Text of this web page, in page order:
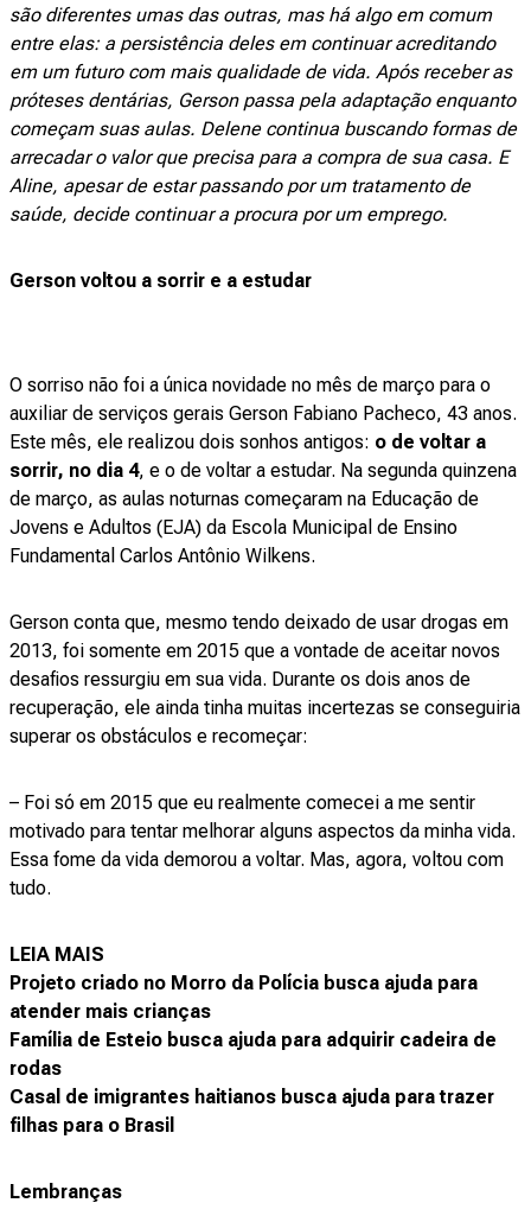
são diferentes umas das outras, mas há algo em comum
entre elas: a persistência deles em continuar acreditando
em um futuro com mais qualidade de vida. Após receber as
próteses dentárias, Gerson passa pela adaptação enquanto
começam suas aulas. Delene continua buscando formas de
arrecadar o valor que precisa para a compra de sua casa. E
Aline, apesar de estar passando por um tratamento de
saúde, decide continuar a procura por um emprego.
Gerson voltou a sorrir e a estudar
O sorriso não foi a única novidade no mês de março para o
auxiliar de serviços gerais Gerson Fabiano Pacheco, 43 anos.
Este mês, ele realizou dois sonhos antigos: o de voltar a
sorrir, no dia 4, e o de voltar a estudar. Na segunda quinzena
de março, as aulas noturnas começaram na Educação de
Jovens e Adultos (EJA) da Escola Municipal de Ensino
Fundamental Carlos Antônio Wilkens.
Gerson conta que, mesmo tendo deixado de usar drogas em
2013, foi somente em 2015 que a vontade de aceitar novos
desafios ressurgiu em sua vida. Durante os dois anos de
recuperação, ele ainda tinha muitas incertezas se conseguiria
superar os obstáculos e recomeçar:
– Foi só em 2015 que eu realmente comecei a me sentir
motivado para tentar melhorar alguns aspectos da minha vida.
Essa fome da vida demorou a voltar. Mas, agora, voltou com
tudo.
LEIA MAIS
Projeto criado no Morro da Polícia busca ajuda para
atender mais crianças
Família de Esteio busca ajuda para adquirir cadeira de
rodas
Casal de imigrantes haitianos busca ajuda para trazer
filhas para o Brasil
Lembranças